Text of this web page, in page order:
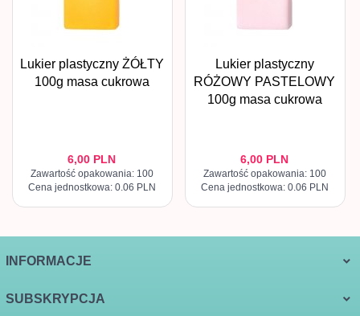
Lukier plastyczny ŻÓŁTY
100g masa cukrowa
6,00 PLN
Zawartość opakowania: 100
Cena jednostkowa: 0.06 PLN
Lukier plastyczny
RÓŻOWY PASTELOWY
100g masa cukrowa
6,00 PLN
Zawartość opakowania: 100
Cena jednostkowa: 0.06 PLN
INFORMACJE
SUBSKRYPCJA